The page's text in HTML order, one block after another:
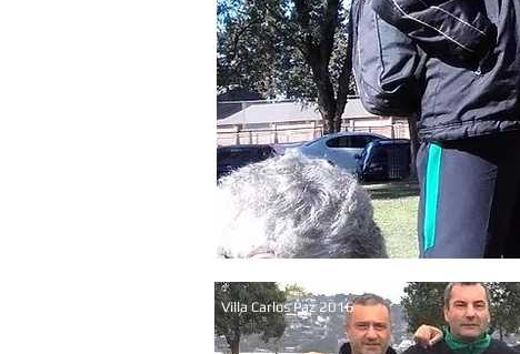
Villa Carlos Paz 2016